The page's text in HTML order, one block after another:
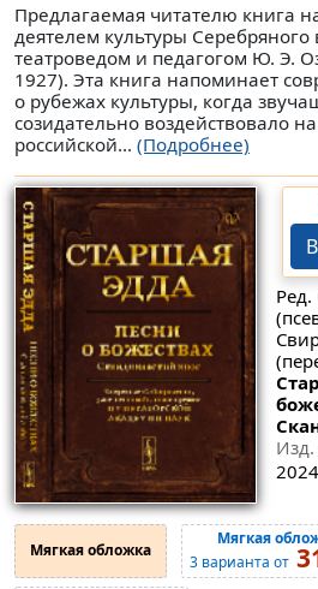
Предлагаемая читателю книга
деятелем культуры
театроведом и педагогом Ю. Э.
1927). Эта книга напоминает
о рубежах культуры, когда
созидательно воздействовало
российской... (Подробнее)
Изд.
Мягкая обложка
Мягкая
3 варианта от